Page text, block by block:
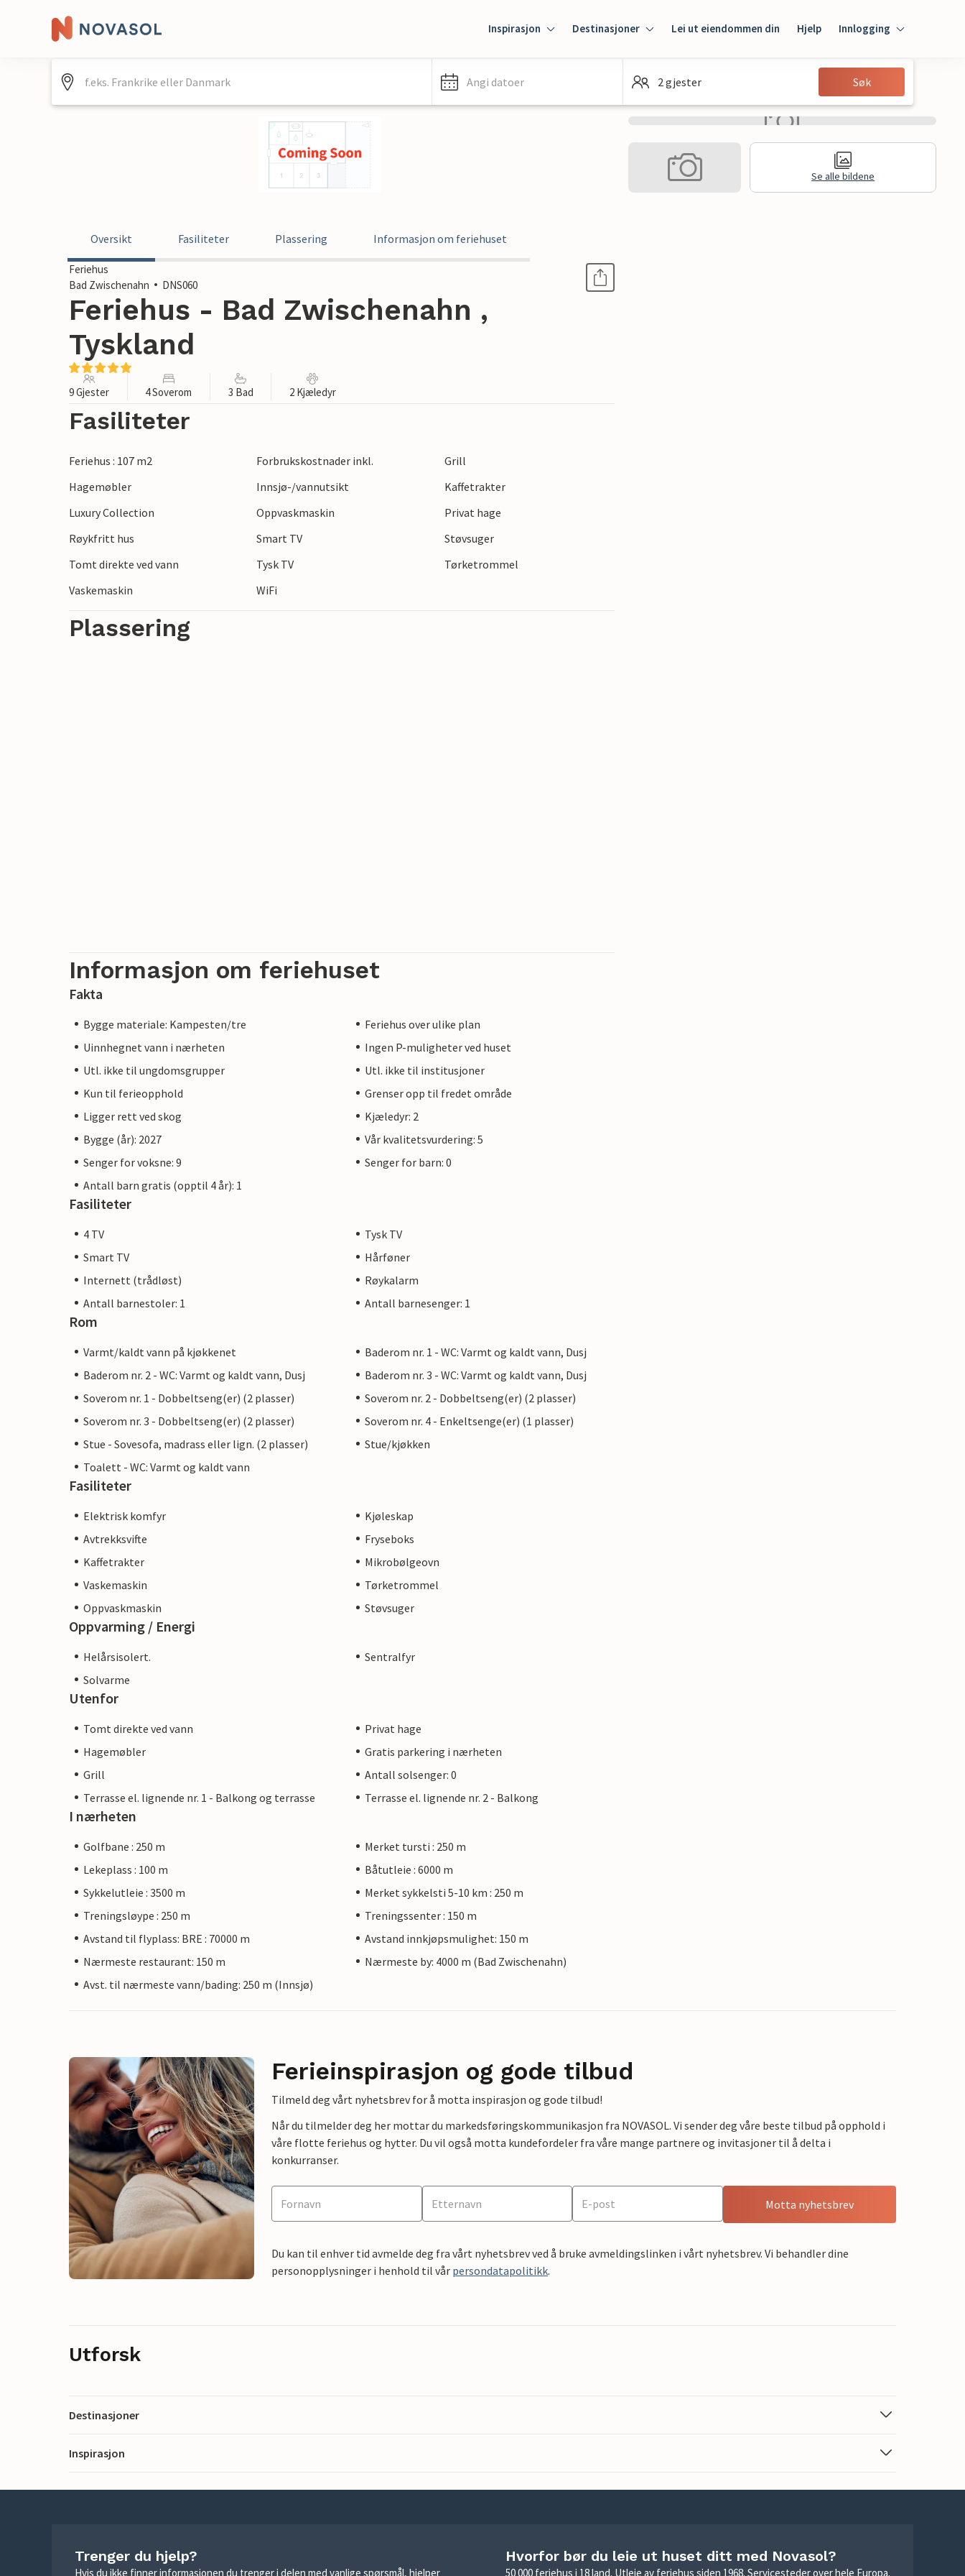
Inspirasjon Destinasjoner Lei ut eiendommen din Hjelp Innlogging
Innlogging
Gjest
Angi datoer 2 gjester Søk
Se alle bildene
Oversikt Fasiliteter Plassering Informasjon om feriehuset
Feriehus
Bad Zwischenahn
DNS060
Feriehus - Bad Zwischenahn ,
Tyskland
9 Gjester 4 Soverom 3 Bad 2 Kjæledyr
Fasiliteter
Feriehus : 107 m2 Forbrukskostnader inkl.
Grill
Hagemøbler
Innsjø-/vannutsikt
Kaffetrakter
Luxury Collection
Oppvaskmaskin
Privat hage
Røykfritt hus
Smart TV
Støvsuger
Tomt direkte ved vann
Tysk TV
Tørketrommel
Vaskemaskin
WiFi
Plassering
Informasjon om feriehuset
Fakta
Bygge materiale: Kampesten/tre
Feriehus over ulike plan
Uinnhegnet vann i nærheten
Ingen P-muligheter ved huset
Utl. ikke til ungdomsgrupper
Utl. ikke til institusjoner
Kun til ferieopphold
Grenser opp til fredet område
Ligger rett ved skog
Kjæledyr: 2
Bygge (år): 2027
Vår kvalitetsvurdering: 5
Senger for voksne: 9
Senger for barn: 0
Antall barn gratis (opptil 4 år): 1
Fasiliteter
4 TV
Tysk TV
Smart TV
Hårføner
Internett (trådløst)
Røykalarm
Antall barnestoler: 1
Antall barnesenger: 1
Rom
Varmt/kaldt vann på kjøkkenet
Baderom nr. 1 - WC: Varmt og kaldt vann, Dusj
Baderom nr. 2 - WC: Varmt og kaldt vann, Dusj
Baderom nr. 3 - WC: Varmt og kaldt vann, Dusj
Soverom nr. 1 - Dobbeltseng(er) (2 plasser)
Soverom nr. 2 - Dobbeltseng(er) (2 plasser)
Soverom nr. 3 - Dobbeltseng(er) (2 plasser)
Soverom nr. 4 - Enkeltsenge(er) (1 plasser)
Stue - Sovesofa, madrass eller lign. (2 plasser)
Stue/kjøkken
Toalett - WC: Varmt og kaldt vann
Fasiliteter
Elektrisk komfyr
Kjøleskap
Avtrekksvifte
Fryseboks
Kaffetrakter
Mikrobølgeovn
Vaskemaskin
Tørketrommel
Oppvaskmaskin
Støvsuger
Oppvarming / Energi
Helårsisolert.
Sentralfyr
Solvarme
Utenfor
Tomt direkte ved vann
Privat hage
Hagemøbler
Gratis parkering i nærheten
Grill
Antall solsenger: 0
Terrasse el. lignende nr. 1 - Balkong og terrasse
Terrasse el. lignende nr. 2 - Balkong
I nærheten
Golfbane : 250 m
Merket tursti : 250 m
Lekeplass : 100 m
Båtutleie : 6000 m
Sykkelutleie : 3500 m
Merket sykkelsti 5-10 km : 250 m
Treningsløype : 250 m
Treningssenter : 150 m
Avstand til flyplass: BRE : 70000 m
Avstand innkjøpsmulighet: 150 m
Nærmeste restaurant: 150 m
Nærmeste by: 4000 m (Bad Zwischenahn)
Avst. til nærmeste vann/bading: 250 m (Innsjø)
Ferieinspirasjon og gode tilbud
Tilmeld deg vårt nyhetsbrev for å motta inspirasjon og gode tilbud!
Når du tilmelder deg her mottar du markedsføringskommunikasjon fra NOVASOL. Vi sender deg våre beste tilbud på opphold i
våre flotte feriehus og hytter. Du vil også motta kundefordeler fra våre mange partnere og invitasjoner til å delta i
konkurranser.
Motta nyhetsbrev
Du kan til enhver tid avmelde deg fra vårt nyhetsbrev ved å bruke avmeldingslinken i vårt nyhetsbrev. Vi behandler dine
personopplysninger i henhold til vår persondatapolitikk.
Utforsk
Destinasjoner
Inspirasjon
Trenger du hjelp?
Hvis du ikke finner informasjonen du trenger i delen med vanlige spørsmål, hjelper
Hvorfor bør du leie ut huset ditt med Novasol?
50 000 feriehus i 18 land. Utleie av feriehus siden 1968. Servicesteder over hele Europa.